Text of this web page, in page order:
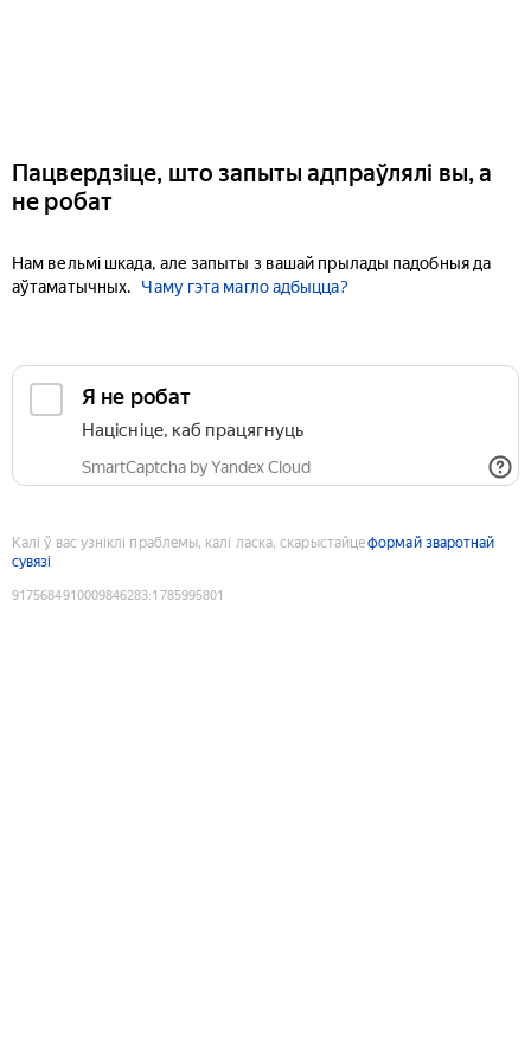
Пацвердзіце, што запыты адпраўлялі вы, а
не робат
Нам вельмі шкада, але запыты з вашай прылады падобныя да
аўтаматычных.
Чаму гэта магло адбыцца?
Я не робат
Націсніце, каб працягнуць
SmartCaptcha by Yandex Cloud
Калі ў вас узніклі праблемы, калі ласка, скарыстайцеформай зваротнай
сувязі
9175684910009846283:1785995801